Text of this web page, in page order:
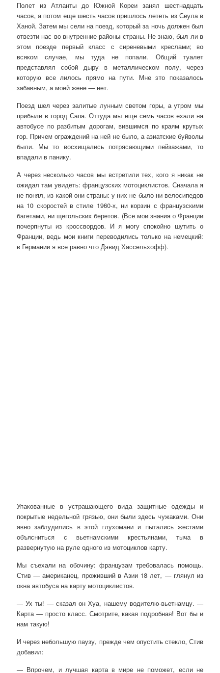
Полет из Атланты до Южной Кореи занял шестнадцать
часов, а потом еще шесть часов пришлось лететь из Сеула в
Ханой. Затем мы сели на поезд, который за ночь должен был
отвезти нас во внутренние районы страны. Не знаю, был ли в
этом поезде первый класс с сиреневыми креслами; во
всяком случае, мы туда не попали. Общий туалет
представлял собой дыру в металлическом полу, через
которую все лилось прямо на пути. Мне это показалось
забавным, а моей жене — нет.
Поезд шел через залитые лунным светом горы, а утром мы
прибыли в город Сапа. Оттуда мы еще семь часов ехали на
автобусе по разбитым дорогам, вившимся по краям крутых
гор. Причем ограждений на ней не было, а азиатские буйволы
были. Мы то восхищались потрясающими пейзажами, то
впадали в панику.
А через несколько часов мы встретили тех, кого я никак не
ожидал там увидеть: французских мотоциклистов. Сначала я
не понял, из какой они страны: у них не было ни велосипедов
на 10 скоростей в стиле 1960-х, ни корзин с французскими
багетами, ни щегольских беретов. (Все мои знания о Франции
почерпнуты из кроссвордов. И я могу спокойно шутить о
Франции, ведь мои книги переводились только на немецкий:
в Германии я все равно что Дэвид Хассельхофф).
Упакованные в устрашающего вида защитные одежды и
покрытые недельной грязью, они были здесь чужаками. Они
явно заблудились в этой глухомани и пытались жестами
объясниться с вьетнамскими крестьянами, тыча в
развернутую на руле одного из мотоциклов карту.
Мы съехали на обочину: французам требовалась помощь.
Стив — американец, проживший в Азии 18 лет, — глянул из
окна автобуса на карту мотоциклистов.
— Ух ты! — сказал он Хуа, нашему водителю-вьетнамцу. —
Карта — просто класс. Смотрите, какая подробная! Вот бы и
нам такую!
И через небольшую паузу, прежде чем опустить стекло, Стив
добавил:
— Впрочем, и лучшая карта в мире не поможет, если не